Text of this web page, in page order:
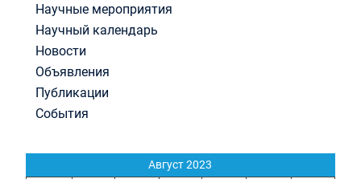
Научные мероприятия
Научный календарь
Новости
Объявления
Публикации
События
Август 2023